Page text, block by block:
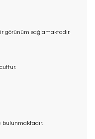
görünüm sağlamaktadır.